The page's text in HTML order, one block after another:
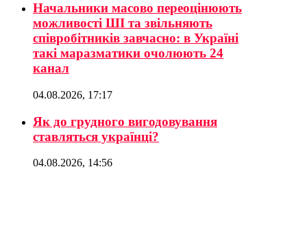
Начальники масово переоцінюють
можливості ШІ та звільняють
співробітників завчасно: в Україні
такі маразматики очолюють 24
канал
04.08.2026, 17:17
Як до грудного вигодовування
ставляться українці?
04.08.2026, 14:56